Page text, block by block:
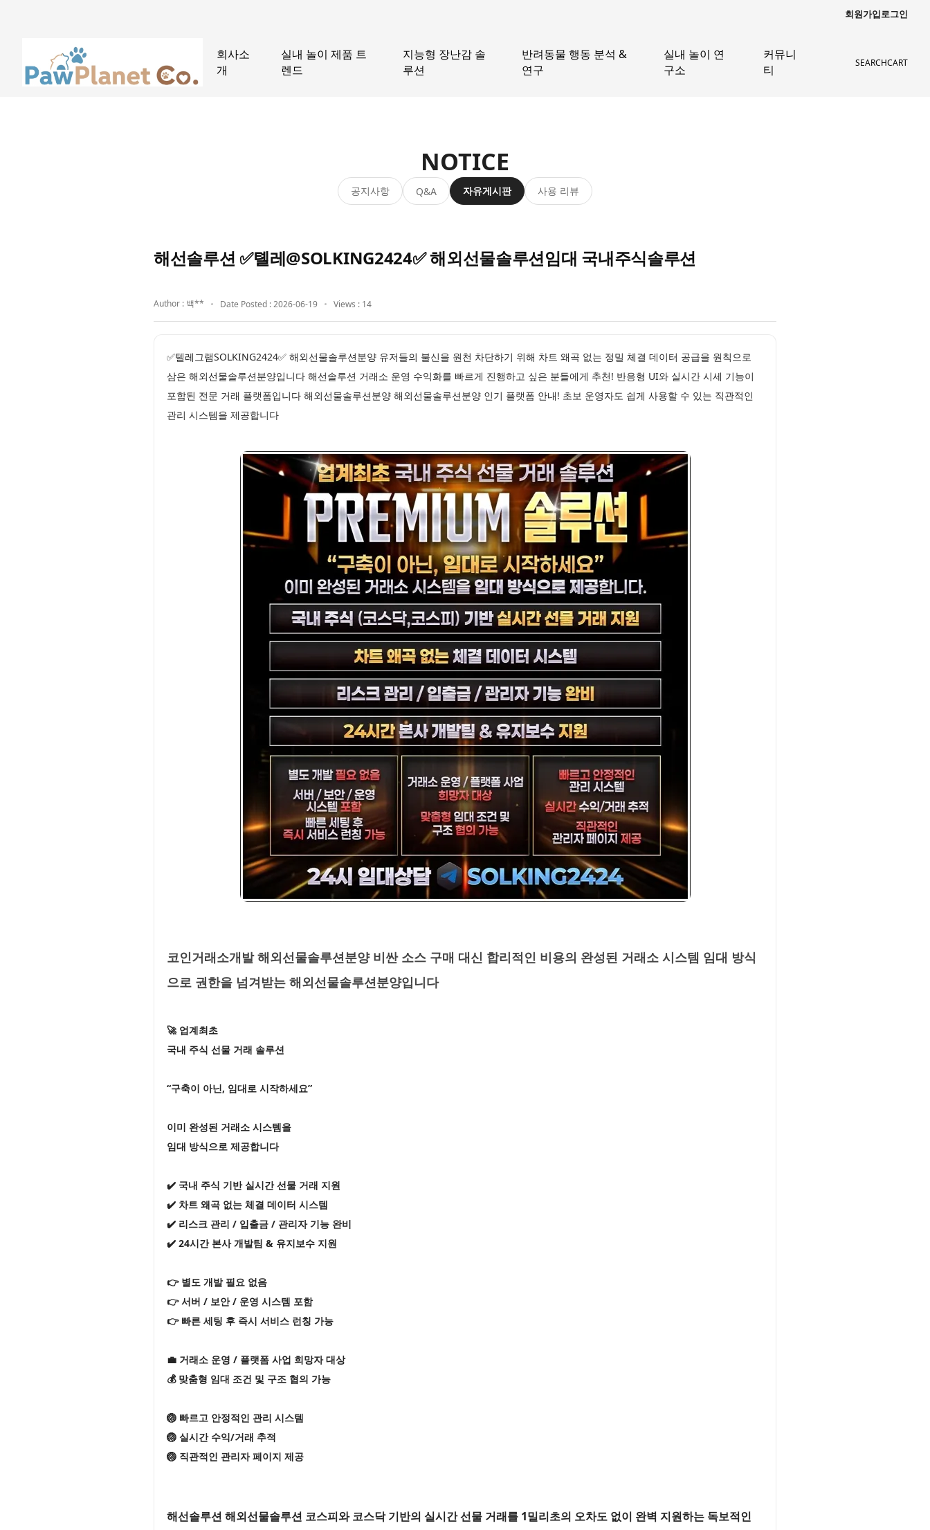
회원가입로그인
회사소
개
실내 놀이 제품 트
렌드
지능형 장난감 솔
루션
반려동물 행동 분석 &
연구
실내 놀이 연
구소
커뮤니
티
SEARCHCART
NOTICE
공지사항 Q&A 자유게시판 사용 리뷰
해선솔루션 ✅톌레@SOLKING2424✅ 해외선물솔루션임대 국내주식솔루션
Author : 백** Date Posted : 2026-06-19 Views : 14
✅텔레그램SOLKING2424✅ 해외선물솔루션분양 유저들의 불신을 원천 차단하기 위해 차트 왜곡 없는 정밀 체결 데이터 공급을 원칙으로
삼은 해외선물솔루션분양입니다 해선솔루션 거래소 운영 수익화를 빠르게 진행하고 싶은 분들에게 추천! 반응형 UI와 실시간 시세 기능이
포함된 전문 거래 플랫폼입니다 해외선물솔루션분양 해외선물솔루션분양 인기 플랫폼 안내! 초보 운영자도 쉽게 사용할 수 있는 직관적인
관리 시스템을 제공합니다
코인거래소개발 해외선물솔루션분양 비싼 소스 구매 대신 합리적인 비용의 완성된 거래소 시스템 임대 방식
으로 권한을 넘겨받는 해외선물솔루션분양입니다
🚀 업계최초
국내 주식 선물 거래 솔루션
“구축이 아닌, 임대로 시작하세요”
이미 완성된 거래소 시스템을
임대 방식으로 제공합니다
✔️ 국내 주식 기반 실시간 선물 거래 지원
✔️ 차트 왜곡 없는 체결 데이터 시스템
✔️ 리스크 관리 / 입출금 / 관리자 기능 완비
✔️ 24시간 본사 개발팀 & 유지보수 지원
👉 별도 개발 필요 없음
👉 서버 / 보안 / 운영 시스템 포함
👉 빠른 세팅 후 즉시 서비스 런칭 가능
💼 거래소 운영 / 플랫폼 사업 희망자 대상
💰 맞춤형 임대 조건 및 구조 협의 가능
🏐 빠르고 안정적인 관리 시스템
🏐 실시간 수익/거래 추적
🏐 직관적인 관리자 페이지 제공
해선솔루션 해외선물솔루션 코스피와 코스닥 기반의 실시간 선물 거래를 1밀리초의 오차도 없이 완벽 지원하는 독보적인